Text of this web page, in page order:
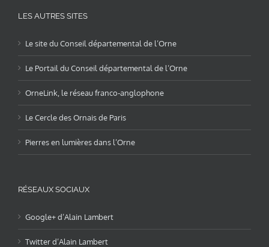
LES AUTRES SITES
Le site du Conseil départemental de l’Orne
Le Portail du Conseil départemental de l’Orne
OrneLink, le réseau franco-anglophone
Le Cercle des Ornais de Paris
Pierres en lumières dans l’Orne
RÉSEAUX SOCIAUX
Google+ d’Alain Lambert
Twitter d’Alain Lambert